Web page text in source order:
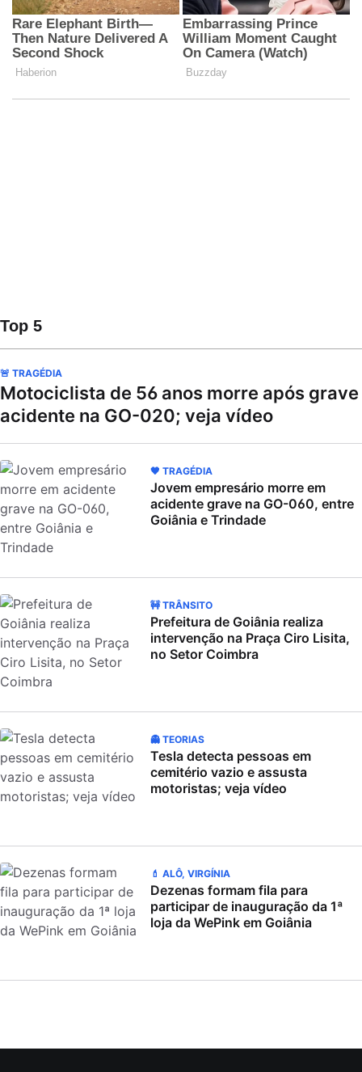
Top 5
🚨 TRAGÉDIA
Motociclista de 56 anos morre após grave
acidente na GO-020; veja vídeo
🖤 TRAGÉDIA
Jovem empresário morre em
acidente grave na GO-060, entre
Goiânia e Trindade
🚧 TRÂNSITO
Prefeitura de Goiânia realiza
intervenção na Praça Ciro Lisita,
no Setor Coimbra
👻 TEORIAS
Tesla detecta pessoas em
cemitério vazio e assusta
motoristas; veja vídeo
💄 ALÔ, VIRGÍNIA
Dezenas formam fila para
participar de inauguração da 1ª
loja da WePink em Goiânia